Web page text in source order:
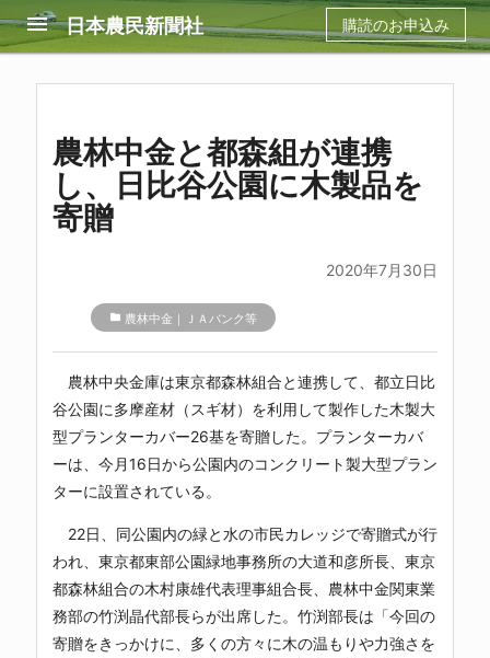
menu 日本農民新聞社 購読のお申込み
農林中金と都森組が連携
し、日比谷公園に木製品を
寄贈
2020年7月30日
folder 農林中金｜ＪＡバンク等
農林中央金庫は東京都森林組合と連携して、都立日比
谷公園に多摩産材（スギ材）を利用して製作した木製大
型プランターカバー26基を寄贈した。プランターカバ
ーは、今月16日から公園内のコンクリート製大型プラン
ターに設置されている。
22日、同公園内の緑と水の市民カレッジで寄贈式が行
われ、東京都東部公園緑地事務所の大道和彦所長、東京
都森林組合の木村康雄代表理事組合長、農林中金関東業
務部の竹渕晶代部長らが出席した。竹渕部長は「今回の
寄贈をきっかけに、多くの方々に木の温もりや力強さを